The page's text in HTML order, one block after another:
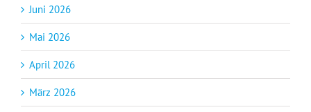
Juni 2026
Mai 2026
April 2026
März 2026